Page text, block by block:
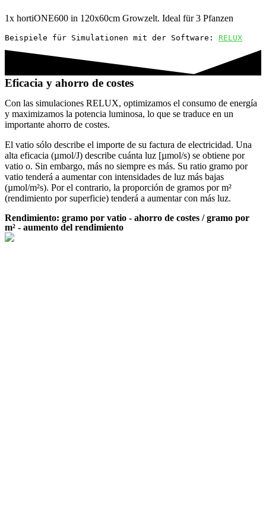
1x hortiONE600 in 120x60cm Growzelt. Ideal für 3 Pfanzen
Beispiele für Simulationen mit der Software: RELUX
Eficacia y ahorro de costes
Con las simulaciones RELUX, optimizamos el consumo de energía
y maximizamos la potencia luminosa, lo que se traduce en un
importante ahorro de costes.
El vatio sólo describe el importe de su factura de electricidad. Una
alta eficacia (µmol/J) describe cuánta luz [µmol/s) se obtiene por
vatio o. Sin embargo, más no siempre es más. Su ratio gramo por
vatio tenderá a aumentar con intensidades de luz más bajas
(µmol/m²s). Por el contrario, la proporción de gramos por m²
(rendimiento por superficie) tenderá a aumentar con más luz.
Rendimiento: gramo por vatio - ahorro de costes / gramo por
m² - aumento del rendimiento